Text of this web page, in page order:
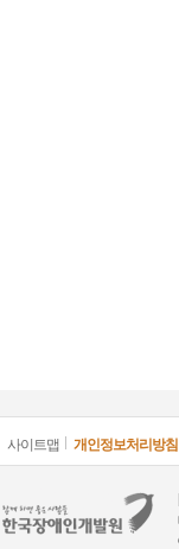
사이트맵 개인정보처리방침